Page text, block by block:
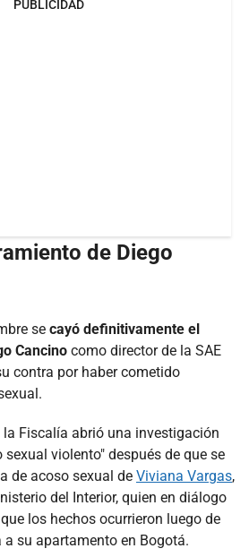
PUBLICIDAD
de Diego
se cayó definitivamente el
Cancino como director de la SAE
contra por haber cometido
Fiscalía abrió una investigación
violento" después de que se
de acoso sexual de Viviana Vargas,
del Interior, quien en diálogo
los hechos ocurrieron luego de
su apartamento en Bogotá.